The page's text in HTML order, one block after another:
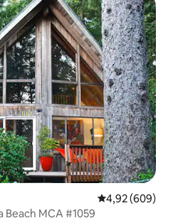
4,92 (609)
Beach MCA #1059